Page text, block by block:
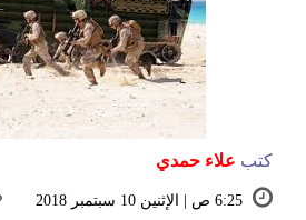
كتب علاء حمدي
6:25 ص | الإثنين 10 سبتمبر 2018